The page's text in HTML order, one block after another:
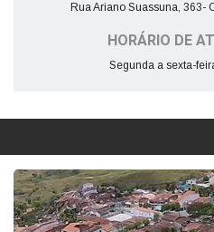
Rua Ariano Suassuna, 363-
HORÁRIO DE
Segunda a sexta-